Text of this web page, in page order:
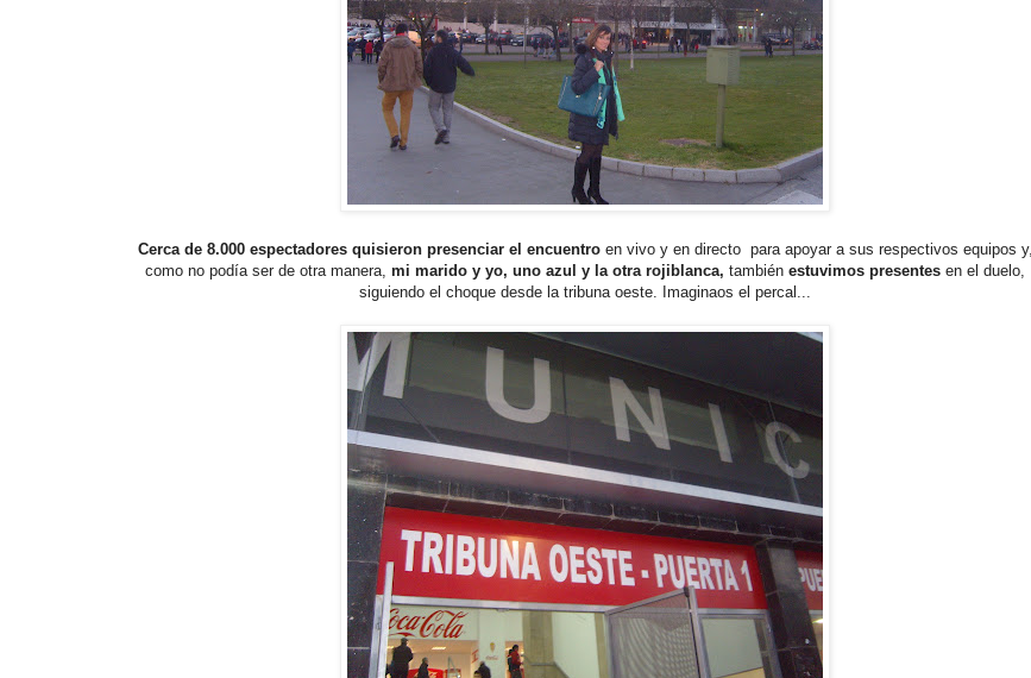
Cerca de 8.000 espectadores quisieron presenciar el encuentroen vivo y en directo para apoyar a sus respectivos equipos y,
como no podía ser de otra manera, mi marido y yo, uno azul y la otra rojiblanca, también estuvimos presentes en el duelo,
siguiendo el choque desde la tribuna oeste. Imaginaos el percal...